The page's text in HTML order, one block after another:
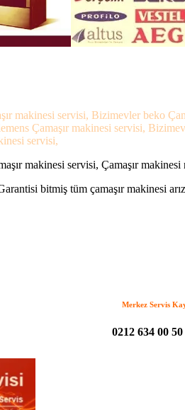
makinesi servisi, Bizimevler beko
Çamaşır makinesi servisi,
servisi,
makinesi servisi, Çamaşır
bitmiş tüm çamaşır makinesi
Merkez Servis
0212 634 00 50